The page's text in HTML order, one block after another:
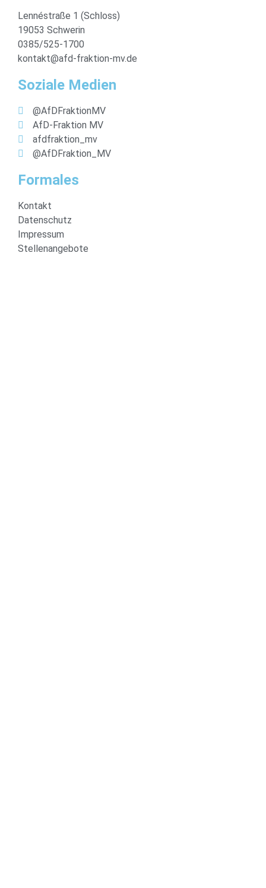
Lennéstraße 1 (Schloss)
19053 Schwerin
0385/525-1700
kontakt@afd-fraktion-mv.de
Soziale Medien
@AfDFraktionMV
AfD-Fraktion MV
afdfraktion_mv
@AfDFraktion_MV
Formales
Kontakt
Datenschutz
Impressum
Stellenangebote